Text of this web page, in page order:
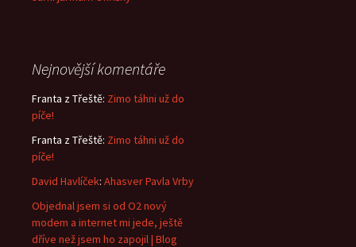
Nejnovější komentáře
Franta z Třeště: Zimo táhni už do
píče!
Franta z Třeště: Zimo táhni už do
píče!
David Havlíček: Ahasver Pavla Vrby
Objednal jsem si od O2 nový
modem a internet mi jede, ještě
dříve než jsem ho zapojil | Blog